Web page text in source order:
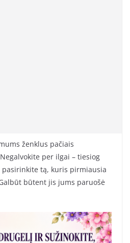
ženklus pačiais
per ilgai – tiesiog
tą, kuris pirmiausia
būtent jis jums paruošė